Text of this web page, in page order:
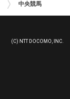
中央競馬
(C) NTT DOCOMO, INC.